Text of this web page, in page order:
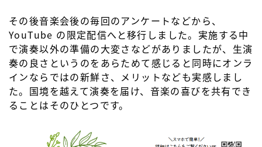
その後音楽会後の毎回のアンケートなどから、
YouTube の限定配信へと移行しました。実施する中
で演奏以外の準備の大変さなどがありましたが、生演
奏の良さというのをあらためて感じると同時にオンラ
インならではの新鮮さ、メリットなども実感しまし
た。国境を越えて演奏を届け、音楽の喜びを共有でき
ることはそのひとつです。